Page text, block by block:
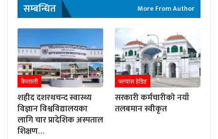
सम्बन्धित More From Author
कैलाली
शहीद दशरथचन्द स्वास्थ्य
विज्ञान विश्वविद्यालयका
लागि चार प्रादेशिक अस्पताल
शिक्षण…
फ्ल्यास हेडिङ
सरकारी कर्मचारीको नयाँ
तलबमान स्वीकृत